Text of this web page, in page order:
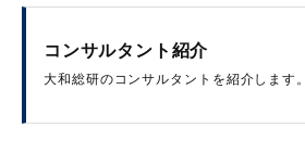
コンサルタント紹介
大和総研のコンサルタントを紹介します。